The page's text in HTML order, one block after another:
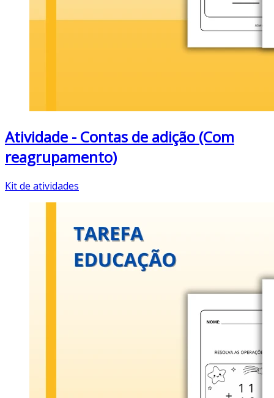
Atividade - Contas de adição (Com
reagrupamento)
Kit de atividades